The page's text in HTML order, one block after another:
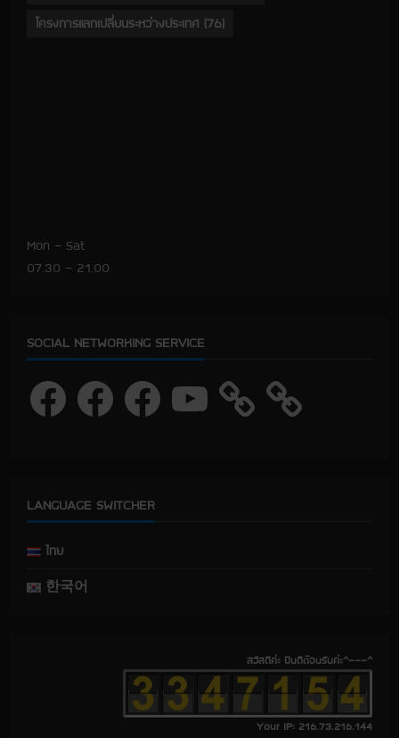
โครงการแลกเปลี่ยนระหว่างประเทศ (76)
Mon – Sat
07.30 – 21.00
SOCIAL NETWORKING SERVICE
a
a
a
Y
u
LANGUAGE SWITCHER
ไทย
한국어
สวัสดีค่ะ ยินดีต้อนรับค่ะ^---^
Your IP: 216.73.216.144